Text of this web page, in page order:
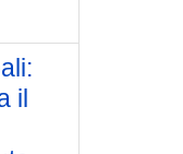
il